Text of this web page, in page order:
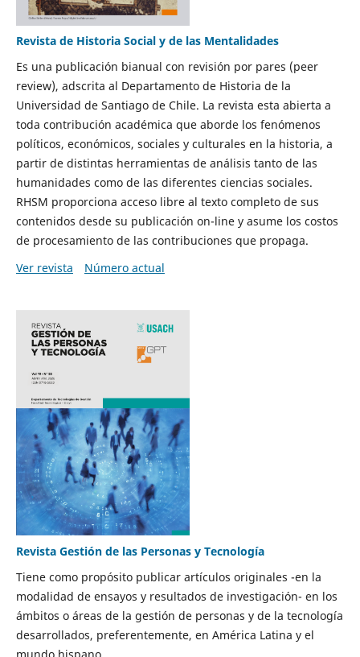
Revista de Historia Social y de las Mentalidades
Es una publicación bianual con revisión por pares (peer
review), adscrita al Departamento de Historia de la
Universidad de Santiago de Chile. La revista esta abierta a
toda contribución académica que aborde los fenómenos
políticos, económicos, sociales y culturales en la historia, a
partir de distintas herramientas de análisis tanto de las
humanidades como de las diferentes ciencias sociales.
RHSM proporciona acceso libre al texto completo de sus
contenidos desde su publicación on-line y asume los costos
de procesamiento de las contribuciones que propaga.
Ver revista
Número actual
Revista Gestión de las Personas y Tecnología
Tiene como propósito publicar artículos originales -en la
modalidad de ensayos y resultados de investigación- en los
ámbitos o áreas de la gestión de personas y de la tecnología
desarrollados, preferentemente, en América Latina y el